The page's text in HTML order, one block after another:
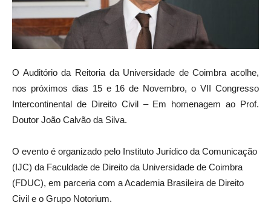
O Auditório da Reitoria da Universidade de Coimbra acolhe,
nos próximos dias 15 e 16 de Novembro, o VII Congresso
Intercontinental de Direito Civil – Em homenagem ao Prof.
Doutor João Calvão da Silva.
O evento é organizado pelo Instituto Jurídico da Comunicação
(IJC) da Faculdade de Direito da Universidade de Coimbra
(FDUC), em parceria com a Academia Brasileira de Direito
Civil e o Grupo Notorium.